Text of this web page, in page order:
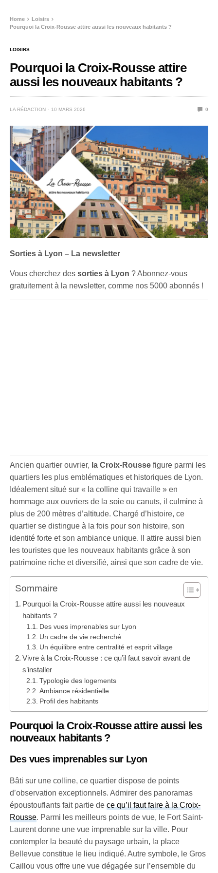
Home
Loisirs
Pourquoi la Croix-Rousse attire aussi les nouveaux habitants ?
LOISIRS
Pourquoi la Croix-Rousse attire
aussi les nouveaux habitants ?
LA RÉDACTION 10 MARS 2026 0
Sorties à Lyon – La newsletter
Vous cherchez dessorties à Lyon ? Abonnez-vous
gratuitement à la newsletter, comme nos 5000 abonnés !
Ancien quartier ouvrier, la Croix-Roussefigure parmi les
quartiers les plus emblématiques et historiques de Lyon.
Idéalement situé sur « la colline qui travaille » en
hommage aux ouvriers de la soie ou canuts, il culmine à
plus de 200 mètres d’altitude. Chargé d’histoire, ce
quartier se distingue à la fois pour son histoire, son
identité forte et son ambiance unique. Il attire aussi bien
les touristes que les nouveaux habitants grâce à son
patrimoine riche et diversifié, ainsi que son cadre de vie.
Sommaire
Pourquoi la Croix-Rousse attire aussi les nouveaux
habitants ?
Des vues imprenables sur Lyon
Un cadre de vie recherché
Un équilibre entre centralité et esprit village
Vivre à la Croix-Rousse : ce qu’il faut savoir avant de
s’installer
Typologie des logements
Ambiance résidentielle
Profil des habitants
Pourquoi la Croix-Rousse attire aussi les
nouveaux habitants ?
Des vues imprenables sur Lyon
Bâti sur une colline, ce quartier dispose de points
d’observation exceptionnels. Admirer des panoramas
époustouflants fait partie dece qu’il faut faire à la Croix-
Rousse. Parmi les meilleurs points de vue, le Fort Saint-
Laurent donne une vue imprenable sur la ville. Pour
contempler la beauté du paysage urbain, la place
Bellevue constitue le lieu indiqué. Autre symbole, le Gros
Caillou vous offre une vue dégagée sur l’ensemble du